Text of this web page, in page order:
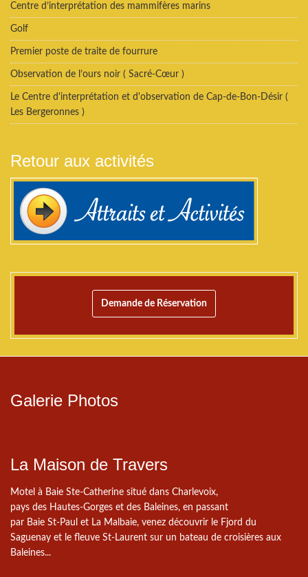
Centre d’interprétation des mammifères marins
Golf
Premier poste de traite de fourrure
Observation de l’ours noir ( Sacré-Cœur )
Le Centre d'interprétation et d'observation de Cap-de-Bon-Désir (
Les Bergeronnes )
Retour aux activités
Demande de Réservation
Galerie Photos
La Maison de Travers
Motel à Baie Ste-Catherine situé dans Charlevoix,
pays des Hautes-Gorges et des Baleines, en passant
par Baie St-Paul et La Malbaie, venez découvrir le Fjord du
Saguenay et le fleuve St-Laurent sur un bateau de croisières aux
Baleines...